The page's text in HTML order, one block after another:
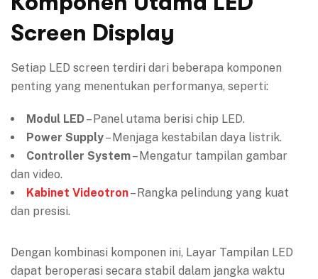
Screen Display
Setiap LED screen terdiri dari beberapa komponen
penting yang menentukan performanya, seperti:
Modul LED– Panel utama berisi chip LED.
Power Supply– Menjaga kestabilan daya listrik.
Controller System– Mengatur tampilan gambar
dan video.
Kabinet Videotron– Rangka pelindung yang kuat
dan presisi.
Dengan kombinasi komponen ini, Layar Tampilan LED
dapat beroperasi secara stabil dalam jangka waktu